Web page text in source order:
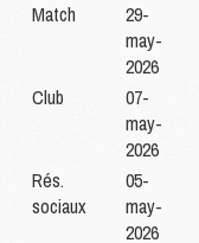
Match
29-
may-
2026
Club
07-
may-
2026
Rés.
sociaux
05-
may-
2026